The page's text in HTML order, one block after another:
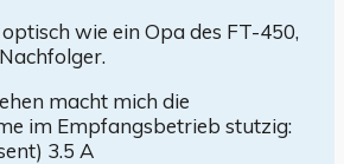
wie ein Opa des FT-450,
macht mich die
im Empfangsbetrieb stutzig:
3.5 A